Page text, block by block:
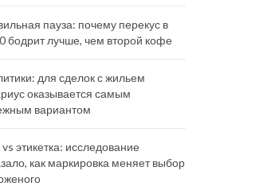
пауза: почему перекус в
бодрит лучше, чем второй кофе
для сделок с жильем
оказывается самым
вариантом
vs этикетка: исследование
как маркировка меняет выбор